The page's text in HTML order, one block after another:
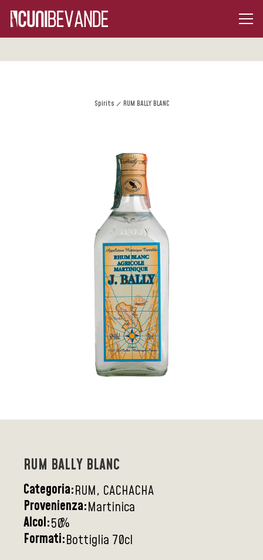
Spirits RUM BALLY BLANC
RUM BALLY BLANC
Categoria:RUM, CACHACHA
Provenienza:Martinica
Alcol:50%
Formati:Bottiglia 70cl